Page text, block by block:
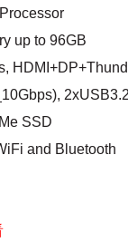
up to 96GB
SSD
and Bluetooth